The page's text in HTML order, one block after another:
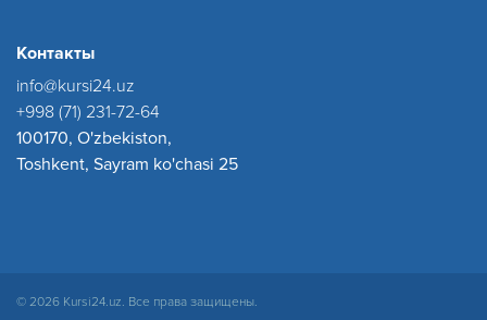
Контакты
info@kursi24.uz
+998 (71) 231-72-64
100170, O'zbekiston,
Toshkent, Sayram ko'chasi 25
© 2026 Kursi24.uz. Все права защищены.